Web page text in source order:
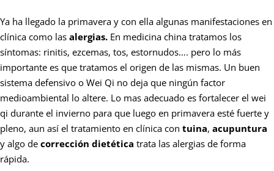
Ya ha llegado la primavera y con ella algunas manifestaciones en
clínica como las alergias. En medicina china tratamos los
síntomas: rinitis, ezcemas, tos, estornudos…. pero lo más
importante es que tratamos el origen de las mismas. Un buen
sistema defensivo o Wei Qi no deja que ningún factor
medioambiental lo altere. Lo mas adecuado es fortalecer el wei
qi durante el invierno para que luego en primavera esté fuerte y
pleno, aun así el tratamiento en clínica con tuina, acupuntura
y algo de corrección dietética trata las alergias de forma
rápida.